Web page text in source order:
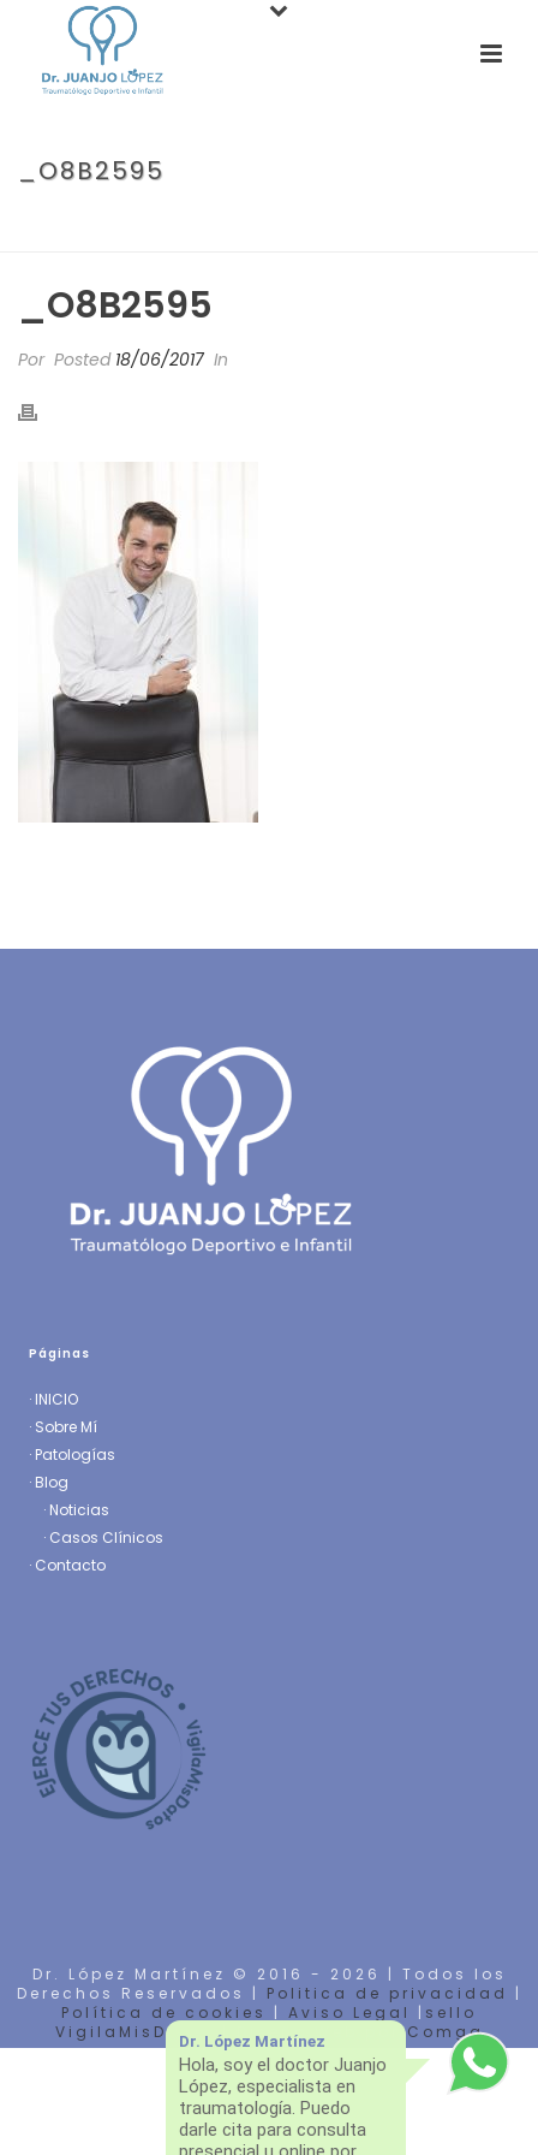
_O8B2595
_O8B2595
Por Posted 18/06/2017 In
Páginas
· INICIO
· Sobre Mí
· Patologías
· Blog
· Noticias
· Casos Clínicos
· Contacto
Dr. López Martínez © 2016 - 2026 | Todos los
Derechos Reservados | Politica de privacidad
|
Política de cookies
| Aviso Legal | sello
VigilaMisDatos | Diseño Web porComga
Dr. López Martínez
Hola, soy el doctor Juanjo
López, especialista en
traumatología. Puedo
darle cita para consulta